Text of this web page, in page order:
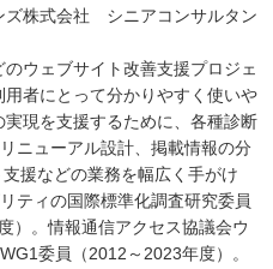
ズ株式会社 シニアコンサルタン
ウェブサイト改善支援プロジェ
用者にとって分かりやすく使いや
現を支援するために、各種診断
ニューアル設計、掲載情報の分
援などの業務を幅広く手がけ
ティの国際標準化調査研究委員
）。情報通信アクセス協議会ウ
委員（2012～2023年度）。